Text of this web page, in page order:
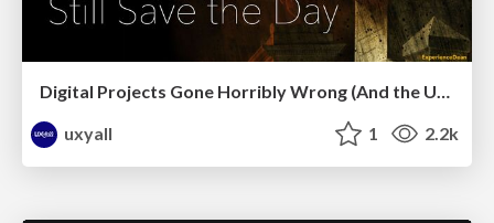
Digital Projects Gone Horribly Wrong (And the UX Pros Who Still Save the Day) - Dean Schuster
uxyall
1 2.2k